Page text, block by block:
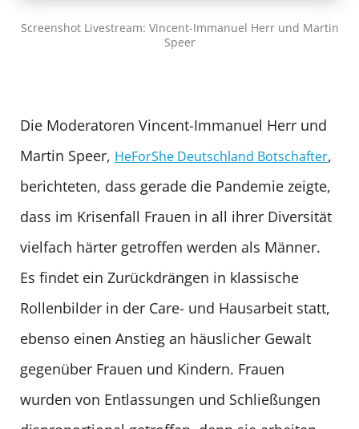
Screenshot Livestream: Vincent-Immanuel Herr und Martin
Speer
Die Moderatoren Vincent-Immanuel Herr und
Martin Speer, HeForShe Deutschland Botschafter,
berichteten, dass gerade die Pandemie zeigte,
dass im Krisenfall Frauen in all ihrer Diversität
vielfach härter getroffen werden als Männer.
Es findet ein Zurückdrängen in klassische
Rollenbilder in der Care- und Hausarbeit statt,
ebenso einen Anstieg an häuslicher Gewalt
gegenüber Frauen und Kindern. Frauen
wurden von Entlassungen und Schließungen